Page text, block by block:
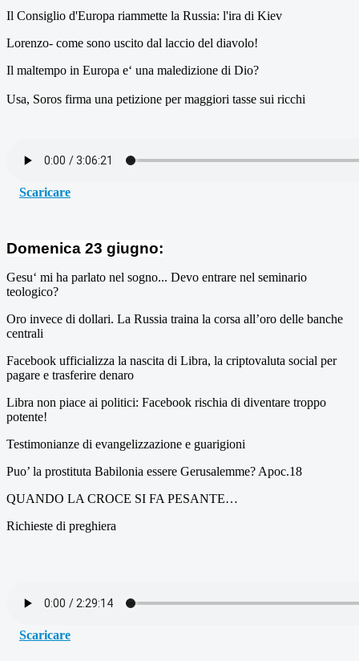
Il Consiglio d'Europa riammette la Russia: l'ira di Kiev
Lorenzo- come sono uscito dal laccio del diavolo!
Il maltempo in Europa e‘ una maledizione di Dio?
Usa, Soros firma una petizione per maggiori tasse sui ricchi
Scaricare
Domenica 23 giugno:
Gesu‘ mi ha parlato nel sogno... Devo entrare nel seminario
teologico?
Oro invece di dollari. La Russia traina la corsa all’oro delle banche
centrali
Facebook ufficializza la nascita di Libra, la criptovaluta social per
pagare e trasferire denaro
Libra non piace ai politici: Facebook rischia di diventare troppo
potente!
Testimonianze di evangelizzazione e guarigioni
Puo’ la prostituta Babilonia essere Gerusalemme? Apoc.18
QUANDO LA CROCE SI FA PESANTE…
Richieste di preghiera
Scaricare